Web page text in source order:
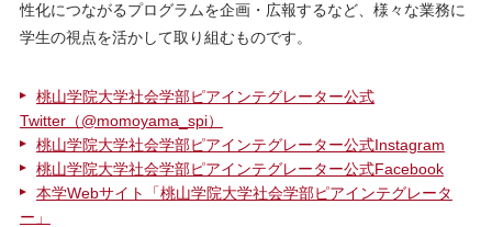
性化につながるプログラムを企画・広報するなど、様々な業務に
学生の視点を活かして取り組むものです。
桃山学院大学社会学部ピアインテグレーター公式
Twitter（@momoyama_spi）
桃山学院大学社会学部ピアインテグレーター公式Instagram
桃山学院大学社会学部ピアインテグレーター公式Facebook
本学Webサイト「桃山学院大学社会学部ピアインテグレータ
ー」